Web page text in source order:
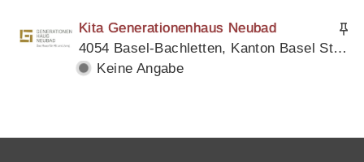
Kita Generationenhaus Neubad
4054 Basel-Bachletten, Kanton Basel Stadt
Keine Angabe